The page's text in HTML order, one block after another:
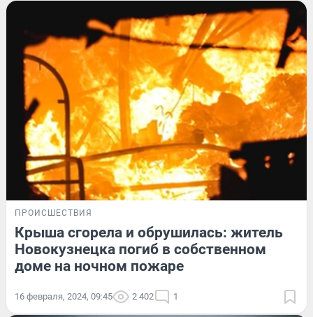
ПРОИСШЕСТВИЯ
Крыша сгорела и обрушилась: житель
Новокузнецка погиб в собственном
доме на ночном пожаре
16 февраля, 2024, 09:45 2 402 1